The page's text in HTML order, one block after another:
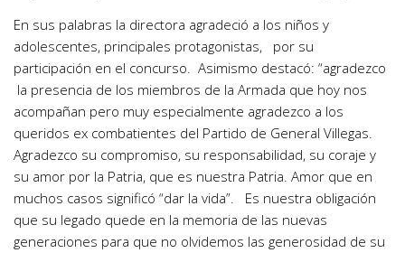
En sus palabras la directora agradeció a los niños y
adolescentes, principales protagonistas, por su
participación en el concurso. Asimismo destacó: “agradezco
la presencia de los miembros de la Armada que hoy nos
acompañan pero muy especialmente agradezco a los
queridos ex combatientes del Partido de General Villegas.
Agradezco su compromiso, su responsabilidad, su coraje y
su amor por la Patria, que es nuestra Patria. Amor que en
muchos casos significó “dar la vida”. Es nuestra obligación
que su legado quede en la memoria de las nuevas
generaciones para que no olvidemos las generosidad de su